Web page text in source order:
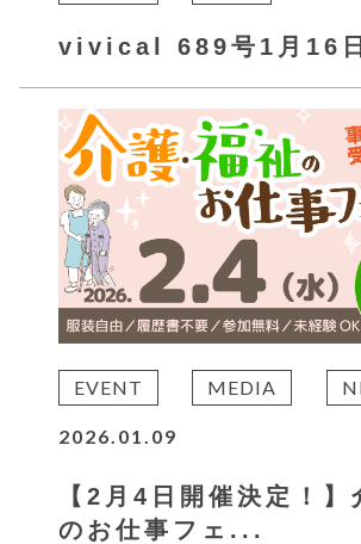
vivical 689号1月16日
EVENT MEDIA
2026.01.09
【2月4日開催決定！】
のお仕事フェ...